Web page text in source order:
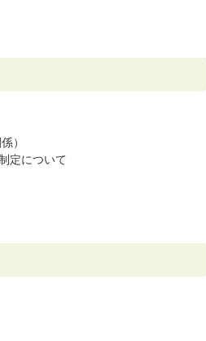
）
定について